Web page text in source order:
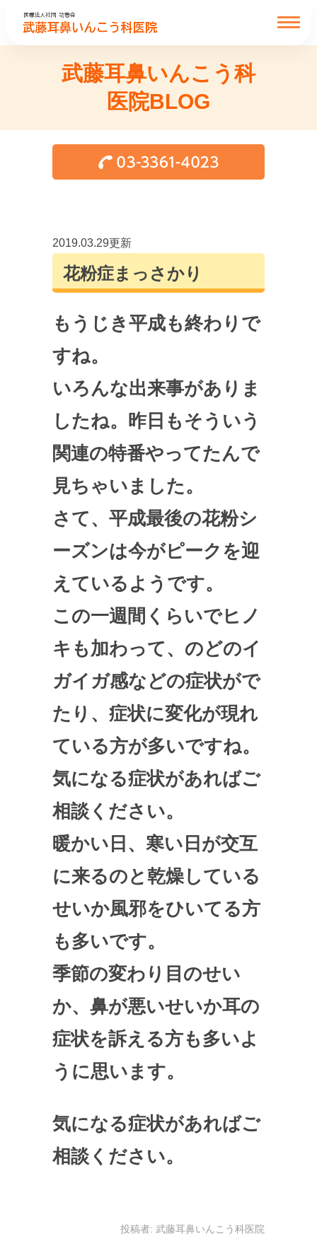
武藤耳鼻いんこう科
医院BLOG
2019.03.29更新
花粉症まっさかり
もうじき平成も終わりで
すね。
いろんな出来事がありま
したね。昨日もそういう
関連の特番やってたんで
見ちゃいました。
さて、平成最後の花粉シ
ーズンは今がピークを迎
えているようです。
この一週間くらいでヒノ
キも加わって、のどのイ
ガイガ感などの症状がで
たり、症状に変化が現れ
ている方が多いですね。
気になる症状があればご
相談ください。
暖かい日、寒い日が交互
に来るのと乾燥している
せいか風邪をひいてる方
も多いです。
季節の変わり目のせい
か、鼻が悪いせいか耳の
症状を訴える方も多いよ
うに思います。
気になる症状があればご
相談ください。
投稿者: 武藤耳鼻いんこう科医院